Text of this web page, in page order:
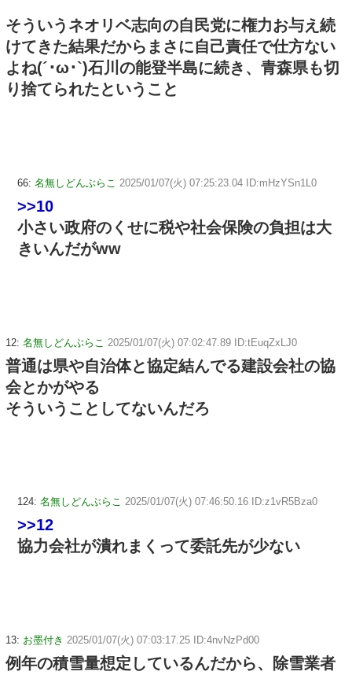
そういうネオリベ志向の自民党に権力お与え続
けてきた結果だからまさに自己責任で仕方ない
よね(´･ω･`)石川の能登半島に続き、青森県も切
り捨てられたということ
66: 名無しどんぶらこ 2025/01/07(火) 07:25:23.04 ID:mHzYSn1L0
>>10
小さい政府のくせに税や社会保険の負担は大
きいんだがww
12: 名無しどんぶらこ 2025/01/07(火) 07:02:47.89 ID:tEuqZxLJ0
普通は県や自治体と協定結んでる建設会社の協
会とかがやる
そういうことしてないんだろ
124: 名無しどんぶらこ 2025/01/07(火) 07:46:50.16 ID:z1vR5Bza0
>>12
協力会社が潰れまくって委託先が少ない
13: お墨付き 2025/01/07(火) 07:03:17.25 ID:4nvNzPd00
例年の積雪量想定しているんだから、除雪業者